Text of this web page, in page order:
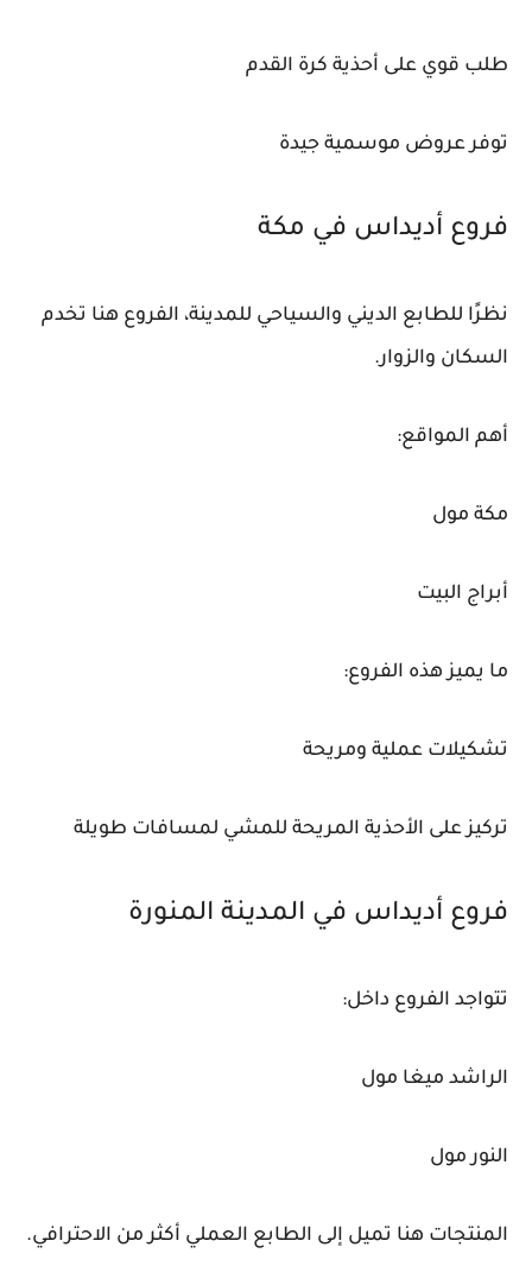
طلب قوي على أحذية كرة القدم
توفر عروض موسمية جيدة
فروع أديداس في مكة
نظرًا للطابع الديني والسياحي للمدينة، الفروع هنا تخدم
السكان والزوار.
أهم المواقع:
مكة مول
أبراج البيت
ما يميز هذه الفروع:
تشكيلات عملية ومريحة
تركيز على الأحذية المريحة للمشي لمسافات طويلة
فروع أديداس في المدينة المنورة
تتواجد الفروع داخل:
الراشد ميغا مول
النور مول
المنتجات هنا تميل إلى الطابع العملي أكثر من الاحترافي.